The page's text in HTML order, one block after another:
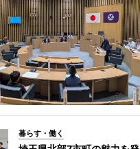
暮らす・働く